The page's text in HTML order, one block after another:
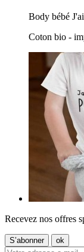
Body bébé
Coton bio -
Recevez nos offres